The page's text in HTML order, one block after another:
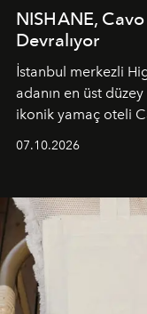
NISHANE,
Devralıyor
İstanbul merkezli
adanın en üst
ikonik yamaç oteli
buluşturarak
sürükleyici ve
07.10.2026